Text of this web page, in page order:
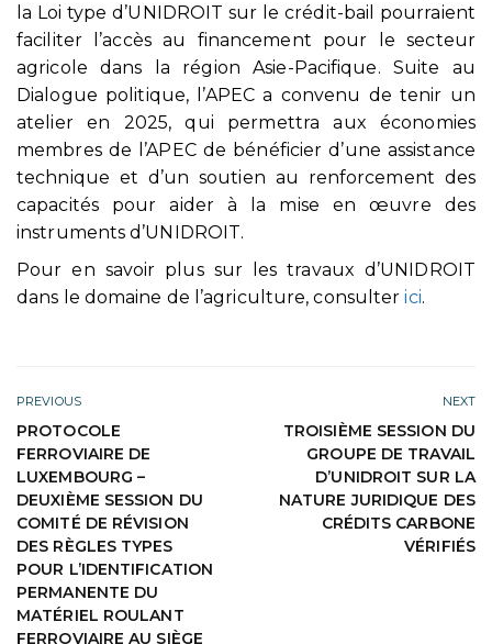
la Loi type d’UNIDROIT sur le crédit-bail pourraient
faciliter l’accès au financement pour le secteur
agricole dans la région Asie-Pacifique. Suite au
Dialogue politique, l’APEC a convenu de tenir un
atelier en 2025, qui permettra aux économies
membres de l’APEC de bénéficier d’une assistance
technique et d’un soutien au renforcement des
capacités pour aider à la mise en œuvre des
instruments d’UNIDROIT.
Pour en savoir plus sur les travaux d’UNIDROIT
dans le domaine de l’agriculture, consulterici.
PREVIOUS
PROTOCOLE
FERROVIAIRE DE
LUXEMBOURG –
DEUXIÈME SESSION DU
COMITÉ DE RÉVISION
DES RÈGLES TYPES
POUR L’IDENTIFICATION
PERMANENTE DU
MATÉRIEL ROULANT
FERROVIAIRE AU SIÈGE
NEXT
TROISIÈME SESSION DU
GROUPE DE TRAVAIL
D’UNIDROIT SUR LA
NATURE JURIDIQUE DES
CRÉDITS CARBONE
VÉRIFIÉS